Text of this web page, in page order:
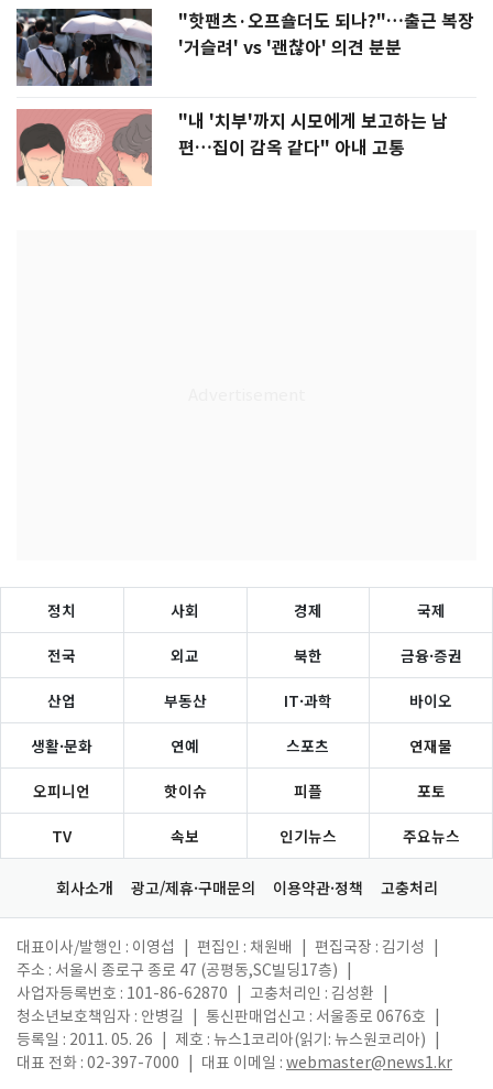
"핫팬츠·오프숄더도 되나?"…출근 복장
'거슬려' vs '괜찮아' 의견 분분
"내 '치부'까지 시모에게 보고하는 남
편…집이 감옥 같다" 아내 고통
정치 사회 경제 국제
전국 외교 북한 금융·증권
산업 부동산 IT·과학 바이오
생활·문화 연예 스포츠 연재물
오피니언 핫이슈 피플 포토
TV 속보 인기뉴스 주요뉴스
회사소개 광고/제휴·구매문의 이용약관·정책 고충처리
대표이사/발행인 : 이영섭 편집인 : 채원배 편집국장 : 김기성
주소 : 서울시 종로구 종로 47 (공평동,SC빌딩17층)
사업자등록번호 : 101-86-62870
고충처리인 : 김성환
청소년보호책임자 : 안병길
통신판매업신고 : 서울종로 0676호
등록일 : 2011. 05. 26
제호 : 뉴스1코리아(읽기: 뉴스원코리아)
대표 전화 : 02-397-7000
대표 이메일 : webmaster@news1.kr